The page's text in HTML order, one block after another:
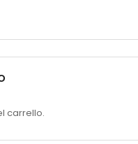
carrello.